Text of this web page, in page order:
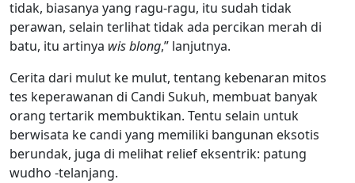
tidak, biasanya yang ragu-ragu, itu sudah tidak
perawan, selain terlihat tidak ada percikan merah di
batu, itu artinya wis blong,” lanjutnya.
Cerita dari mulut ke mulut, tentang kebenaran mitos
tes keperawanan di Candi Sukuh, membuat banyak
orang tertarik membuktikan. Tentu selain untuk
berwisata ke candi yang memiliki bangunan eksotis
berundak, juga di melihat relief eksentrik: patung
wudho -telanjang.